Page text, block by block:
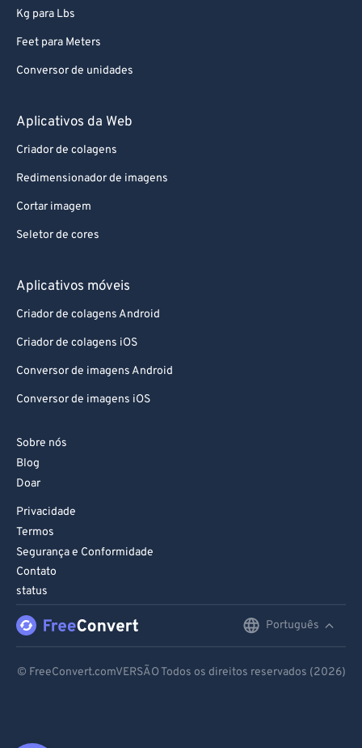
Kg para Lbs
Feet para Meters
Conversor de unidades
Aplicativos da Web
Criador de colagens
Redimensionador de imagens
Cortar imagem
Seletor de cores
Aplicativos móveis
Criador de colagens Android
Criador de colagens iOS
Conversor de imagens Android
Conversor de imagens iOS
Sobre nós
Blog
Doar
Privacidade
Termos
Segurança e Conformidade
Contato
status
Português
© FreeConvert.comVERSÃO Todos os direitos reservados (2026)